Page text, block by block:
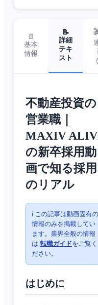
📄
基本
情報
📝
詳細
テキ
スト
(
不動産投資の
営業職｜
MAXIV
の新卒採用動
画で知る採用
のリアル
ℹ️ この記事は動画固有の
情報のみを掲載してい
ます。業界全般の情報
は 転職ガイドをご覧く
ださい。
はじめに